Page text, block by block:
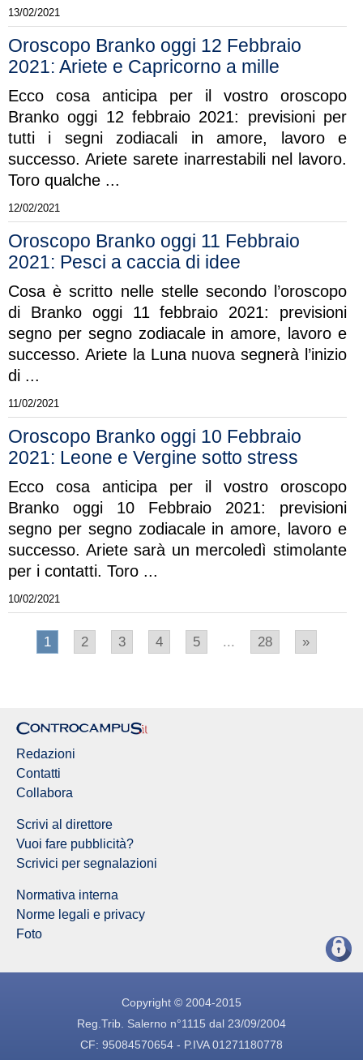
13/02/2021
Oroscopo Branko oggi 12 Febbraio
2021: Ariete e Capricorno a mille
Ecco cosa anticipa per il vostro oroscopo
Branko oggi 12 febbraio 2021: previsioni per
tutti i segni zodiacali in amore, lavoro e
successo. Ariete sarete inarrestabili nel lavoro.
Toro qualche ...
12/02/2021
Oroscopo Branko oggi 11 Febbraio
2021: Pesci a caccia di idee
Cosa è scritto nelle stelle secondo l’oroscopo
di Branko oggi 11 febbraio 2021: previsioni
segno per segno zodiacale in amore, lavoro e
successo. Ariete la Luna nuova segnerà l’inizio
di ...
11/02/2021
Oroscopo Branko oggi 10 Febbraio
2021: Leone e Vergine sotto stress
Ecco cosa anticipa per il vostro oroscopo
Branko oggi 10 Febbraio 2021: previsioni
segno per segno zodiacale in amore, lavoro e
successo. Ariete sarà un mercoledì stimolante
per i contatti. Toro ...
10/02/2021
1 2 3 4 5 ... 28 »
Redazioni
Contatti
Collabora
Scrivi al direttore
Vuoi fare pubblicità?
Scrivici per segnalazioni
Normativa interna
Norme legali e privacy
Foto
Copyright © 2004-2015
Reg.Trib. Salerno n°1115 dal 23/09/2004
CF: 95084570654 - P.IVA 01271180778